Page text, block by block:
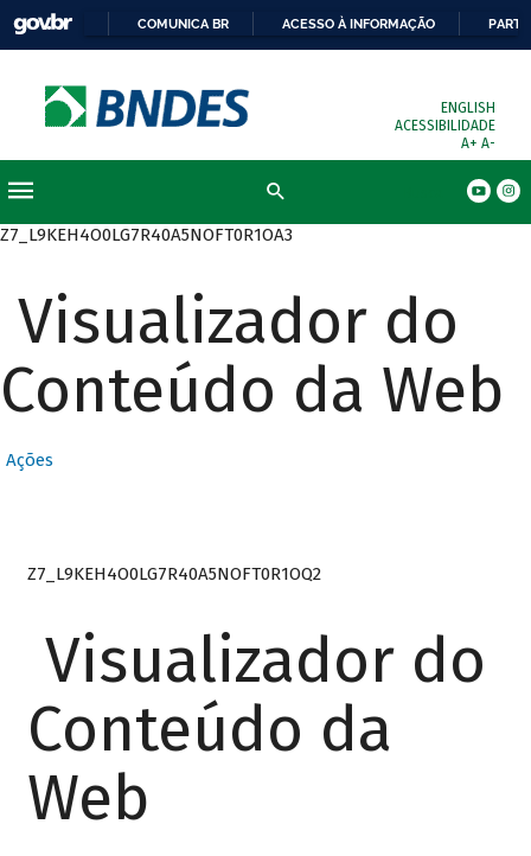
COMUNICA BR ACESSO À INFORMAÇÃO
ENGLISH
ACESSIBILIDADE
A+ A-
Z7_L9KEH4O0LG7R40A5NOFT0R1OA3
Visualizador do
Conteúdo da Web
Ações
Z7_L9KEH4O0LG7R40A5NOFT0R1OQ2
Visualizador do
Conteúdo da
Web